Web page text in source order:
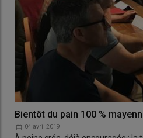
Bientôt du pain 100 %
04 avril 2019